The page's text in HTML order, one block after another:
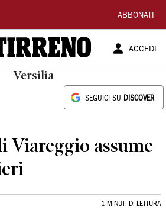
ABBONATI
ACCEDI
Versilia
SEGUICI SU DISCOVER
Viareggio assume
1 MINUTI DI LETTURA